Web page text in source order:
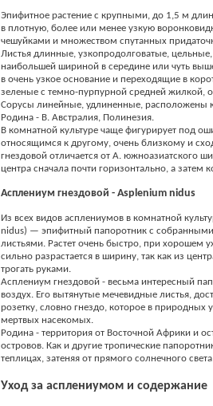
Эпифитное растение с крупными, до 1,5 м
в плотную, более или менее узкую
чешуйками и множеством спутанных
Листья длинные, узкопродолговатые,
наибольшей шириной в середине или чуть
в очень узкое основание и переходящие в
зеленые с темно-пурпурной средней жилкой,
Сорусы линейные, удлиненные, расположены
Родина - В. Австралия, Полинезия.
В комнатной культуре чаще фигурирует под
относящимся к другому, очень близкому и
гнездовой отличается от А. южноазиатского
центра сначала почти горизонтально, а затем
Асплениум гнездовой - Asplenium nidus
Из всех видов асплениумов в комнатной
nidus) — эпифитный папоротник с
листьями. Растет очень быстро, при хорошем
сильно разрастается в ширину, так как из
трогать руками.
Асплениум гнездовой - весьма интересный
воздух. Его вытянутые мечевидные листья,
розетку, словно гнездо, которое в природных
мертвых насекомых.
Родина - территория от Восточной Африки и
островов. Как и другие тропические
теплицах, затеняя от прямого солнечного
Уход за асплениумом и содержание